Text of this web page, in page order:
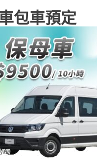
包車預定